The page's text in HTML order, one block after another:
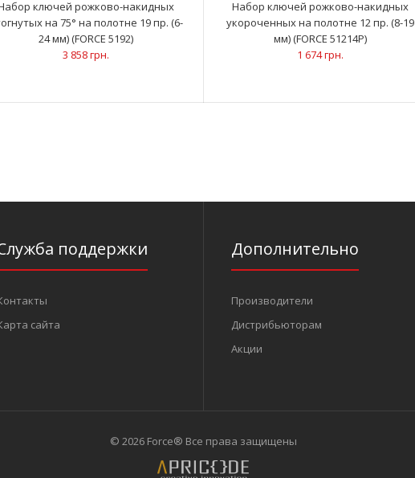
1 457 грн.
16x17; 18x19;20x22 ..
3 529 грн.
Набор ключей рожково-накидных
дюймовых на полотне 20 пр. (5/32"-1")
ключей рожково-накидных
на 75° на полотне 19 пр. (6-
24 мм) (FORCE 5192)
3 858 грн.
Набор ключей рожково-накидных
укороченных на полотне 12 пр. (8-19
мм) (FORCE 51214P)
1 674 грн.
поддержки
сайта
Дополнительно
Производители
Дистрибьюторам
Акции
© 2026 Force® Все права защищены